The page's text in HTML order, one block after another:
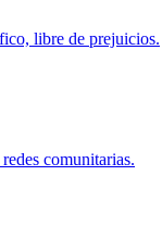
libre de prejuicios.
comunitarias.